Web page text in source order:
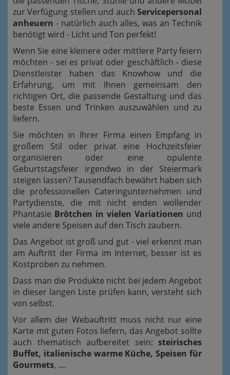
zur Verfügung stellen und auch Servicepersonal
anheuern - natürlich auch alles, was an Technik
benötigt wird - Licht und Ton perfekt!
Wenn Sie eine kleinere oder mittlere Party feiern
möchten - sei es privat oder geschäftlich - diese
Dienstleister haben das Knowhow und die
Erfahrung, um mit Ihnen gemeinsam den
richtigen Ort, die passende Gestaltung und das
beste Essen und Trinken auszuwählen und zu
liefern.
Sie möchten in Ihrer Firma einen Empfang in
großem Stil oder privat eine Hochzeitsfeier
organisieren oder eine opulente
Geburtstagsfeier irgendwo in der Steiermark
steigen lassen? Tausendfach bewährt haben sich
die professionellen Cateringunternehmen und
Partydienste, die mit nicht enden wollender
Phantasie Brötchen in vielen Variationen und
viele andere Speisen auf den Tisch zaubern.
Das Angebot ist groß und gut - viel erkennt man
am Auftritt der Firma im Internet, besser ist es
Kostproben zu nehmen.
Dass man die Produkte nicht bei jedem Angebot
in dieser langen Liste prüfen kann, versteht sich
von selbst.
Vor allem der Webauftritt muss nicht nur eine
Karte mit guten Fotos liefern, das Angebot sollte
auch thematisch aufbereitet sein: steirisches
Buffet, italienische warme Küche, Speisen für
Gourmets, ....